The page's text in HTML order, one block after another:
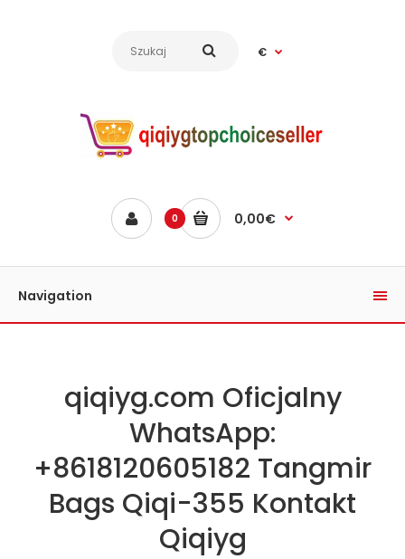
€
0 0,00€
Navigation
qiqiyg.com Oficjalny
WhatsApp:
+8618120605182 Tangmir
Bags Qiqi-355 Kontakt
Qiqiyg